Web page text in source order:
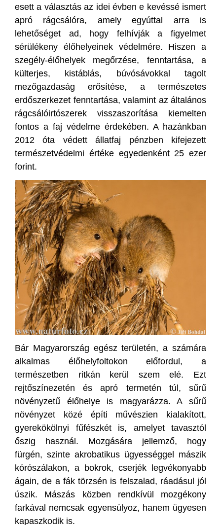
esett a választás az idei évben e kevéssé ismert
apró rágcsálóra, amely egyúttal arra is
lehetőséget ad, hogy felhívják a figyelmet
sérülékeny élőhelyeinek védelmére. Hiszen a
szegély-élőhelyek megőrzése, fenntartása, a
külterjes, kistáblás, búvósávokkal tagolt
mezőgazdaság erősítése, a természetes
erdőszerkezet fenntartása, valamint az általános
rágcsálóirtószerek visszaszorítása kiemelten
fontos a faj védelme érdekében. A hazánkban
2012 óta védett állatfaj pénzben kifejezett
természetvédelmi értéke egyedenként 25 ezer
forint.
Bár Magyarország egész területén, a számára
alkalmas élőhelyfoltokon előfordul, a
természetben ritkán kerül szem elé. Ezt
rejtőszínezetén és apró termetén túl, sűrű
növényzetű élőhelye is magyarázza. A sűrű
növényzet közé építi művészien kialakított,
gyerekökölnyi fűfészkét is, amelyet tavasztól
őszig használ. Mozgására jellemző, hogy
fürgén, szinte akrobatikus ügyességgel mászik
kórószálakon, a bokrok, cserjék legvékonyabb
ágain, de a fák törzsén is felszalad, ráadásul jól
úszik. Mászás közben rendkívül mozgékony
farkával nemcsak egyensúlyoz, hanem ügyesen
kapaszkodik is.